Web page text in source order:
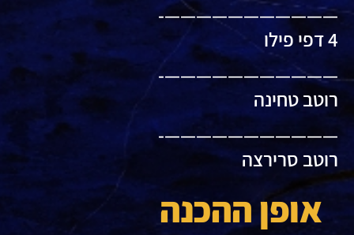
———————————-
4 דפי פילו
———————————-
רוטב טחינה
———————————-
רוטב סרירצה
אופן ההכנה